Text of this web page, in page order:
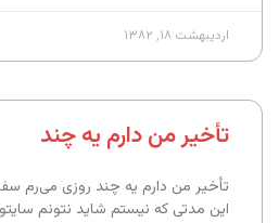
اردیبهشت ۱۸, ۱۳۸۲
تأخیر من دارم یه چند
تأخیر من دارم یه چند روزی می‌رم
این مدتی که نیستم شاید نتونم